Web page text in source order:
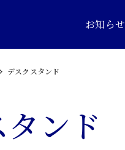
お知らせ
デスクスタンド
ンド